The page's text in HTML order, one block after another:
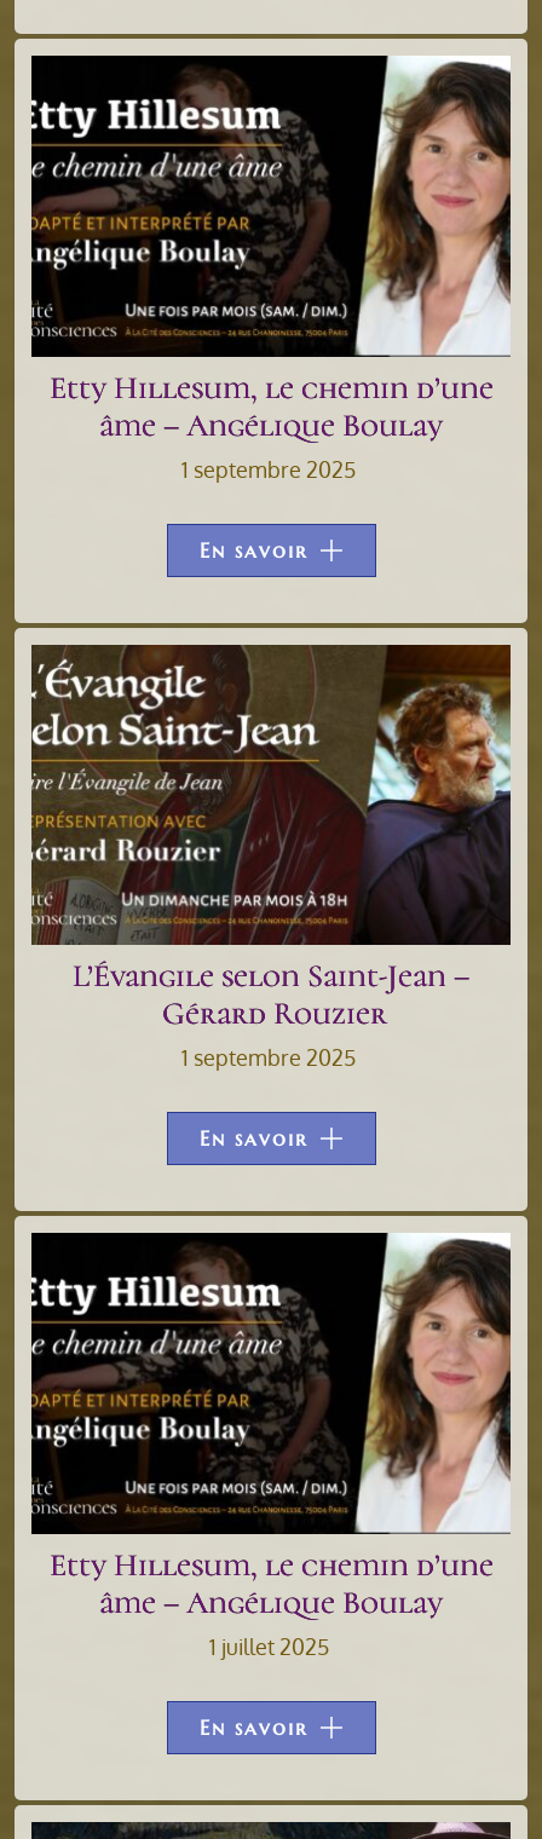
Etty Hillesum, le chemin d’une
âme – Angélique Boulay
1 septembre 2025
En savoir
L’Évangile selon Saint-Jean –
Gérard Rouzier
1 septembre 2025
En savoir
Etty Hillesum, le chemin d’une
âme – Angélique Boulay
1 juillet 2025
En savoir